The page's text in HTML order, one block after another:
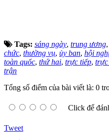
Tags: sáng ngày, trung ương,
chức, thường vụ, ủy ban, hội
toàn quốc, thứ hai, trực tiếp, trực
trận
Tổng số điểm của bài viết là: 0
Click để
Tweet